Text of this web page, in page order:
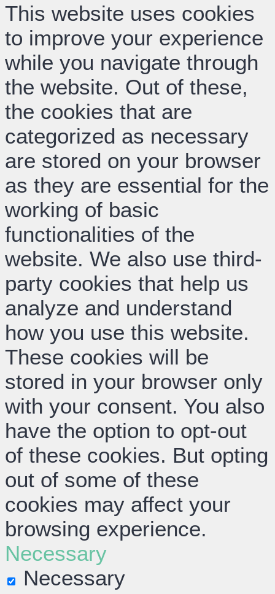
This website uses cookies
to improve your experience
while you navigate through
the website. Out of these,
the cookies that are
categorized as necessary
are stored on your browser
as they are essential for the
working of basic
functionalities of the
website. We also use third-
party cookies that help us
analyze and understand
how you use this website.
These cookies will be
stored in your browser only
with your consent. You also
have the option to opt-out
of these cookies. But opting
out of some of these
cookies may affect your
browsing experience.
Necessary
Necessary